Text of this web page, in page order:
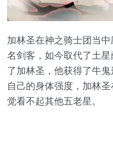
加林圣在神之骑士团当
名剑客，如今取代了土
了加林圣，他获得了牛
自己的身体强度，加林
觉看不起其他五老星。